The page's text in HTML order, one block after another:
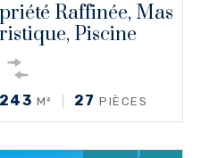
Raffinée, Mas
Piscine
M² 27 PIÈCES